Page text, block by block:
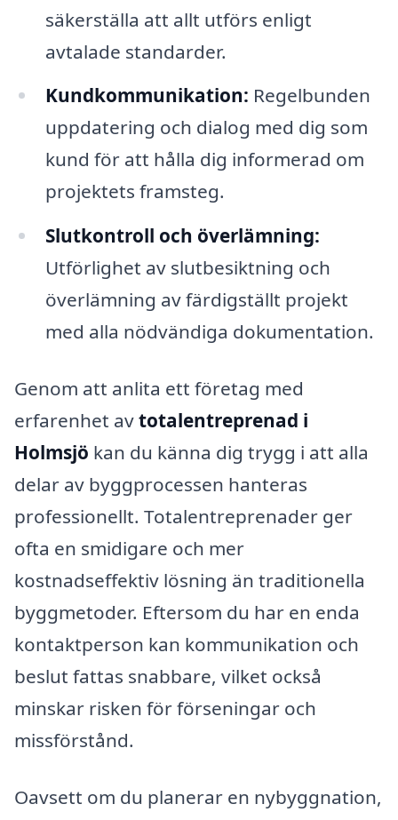
säkerställa att allt utförs enligt
avtalade standarder.
Kundkommunikation: Regelbunden
uppdatering och dialog med dig som
kund för att hålla dig informerad om
projektets framsteg.
Slutkontroll och överlämning:
Utförlighet av slutbesiktning och
överlämning av färdigställt projekt
med alla nödvändiga dokumentation.
Genom att anlita ett företag med
erfarenhet avtotalentreprenad i
Holmsjö kan du känna dig trygg i att alla
delar av byggprocessen hanteras
professionellt. Totalentreprenader ger
ofta en smidigare och mer
kostnadseffektiv lösning än traditionella
byggmetoder. Eftersom du har en enda
kontaktperson kan kommunikation och
beslut fattas snabbare, vilket också
minskar risken för förseningar och
missförstånd.
Oavsett om du planerar en nybyggnation,